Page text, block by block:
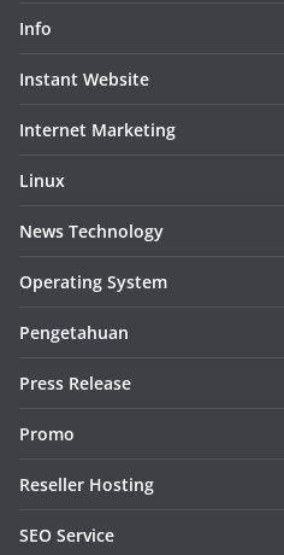
Info
Instant Website
Internet Marketing
Linux
News Technology
Operating System
Pengetahuan
Press Release
Promo
Reseller Hosting
SEO Service